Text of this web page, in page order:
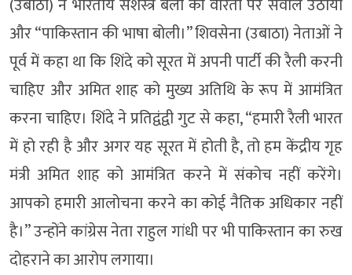
(उबाठा) ने भारतीय सशस्त्र बलों की वीरता पर सवाल उठाया
और “पाकिस्तान की भाषा बोली।” शिवसेना (उबाठा) नेताओं ने
पूर्व में कहा था कि शिंदे को सूरत में अपनी पार्टी की रैली करनी
चाहिए और अमित शाह को मुख्य अतिथि के रूप में आमंत्रित
करना चाहिए। शिंदे ने प्रतिद्वंद्वी गुट से कहा, “हमारी रैली भारत
में हो रही है और अगर यह सूरत में होती है, तो हम केंद्रीय गृह
मंत्री अमित शाह को आमंत्रित करने में संकोच नहीं करेंगे।
आपको हमारी आलोचना करने का कोई नैतिक अधिकार नहीं
है।” उन्होंने कांग्रेस नेता राहुल गांधी पर भी पाकिस्तान का रुख
दोहराने का आरोप लगाया।